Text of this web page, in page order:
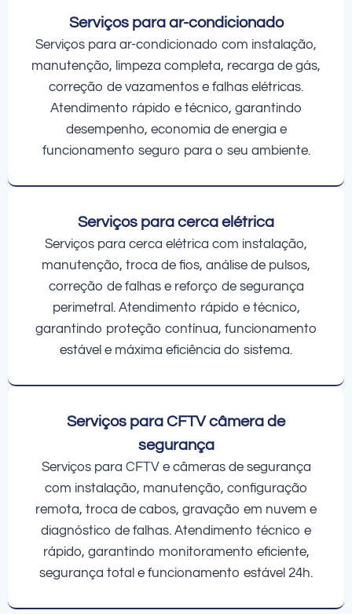
Serviços para ar-condicionado
Serviços para ar-condicionado com instalação,
manutenção, limpeza completa, recarga de gás,
correção de vazamentos e falhas elétricas.
Atendimento rápido e técnico, garantindo
desempenho, economia de energia e
funcionamento seguro para o seu ambiente.
Serviços para cerca elétrica
Serviços para cerca elétrica com instalação,
manutenção, troca de fios, análise de pulsos,
correção de falhas e reforço de segurança
perimetral. Atendimento rápido e técnico,
garantindo proteção contínua, funcionamento
estável e máxima eficiência do sistema.
Serviços para CFTV câmera de
segurança
Serviços para CFTV e câmeras de segurança
com instalação, manutenção, configuração
remota, troca de cabos, gravação em nuvem e
diagnóstico de falhas. Atendimento técnico e
rápido, garantindo monitoramento eficiente,
segurança total e funcionamento estável 24h.